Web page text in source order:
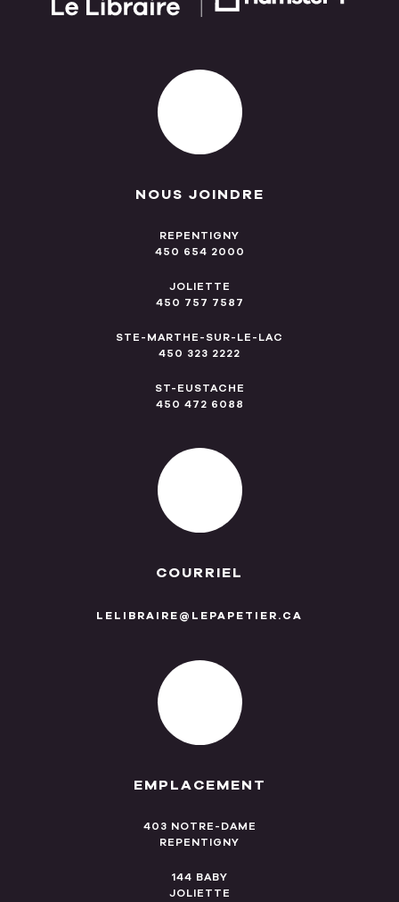
NOUS JOINDRE
REPENTIGNY
450 654 2000
JOLIETTE
450 757 7587
STE-MARTHE-SUR-LE-LAC
450 323 2222
ST-EUSTACHE
450 472 6088
COURRIEL
LELIBRAIRE@LEPAPETIER.CA
EMPLACEMENT
403 NOTRE-DAME
REPENTIGNY
144 BABY
JOLIETTE